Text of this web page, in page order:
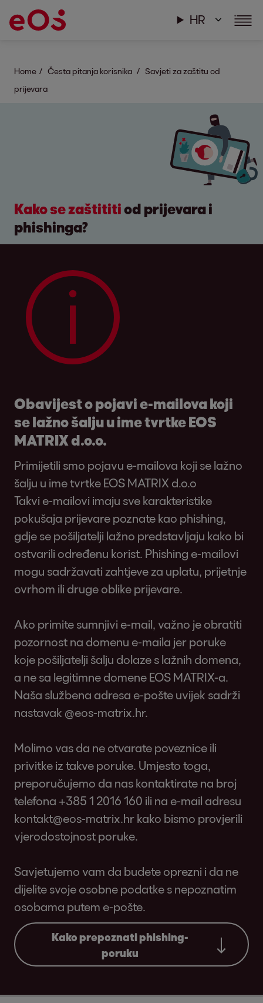
HR
Home Česta pitanja korisnika
Savjeti za zaštitu od
prijevara
Kako se zaštititiod prijevara i
phishinga?
Obavijest o pojavi e-mailova koji
se lažno šalju u ime tvrtke EOS
MATRIX d.o.o.
Primijetili smo pojavu e-mailova koji se lažno
šalju u ime tvrtke EOS MATRIX d.o.o
Takvi e-mailovi imaju sve karakteristike
pokušaja prijevare poznate kao phishing,
gdje se pošiljatelji lažno predstavljaju kako bi
ostvarili određenu korist. Phishing e-mailovi
mogu sadržavati zahtjeve za uplatu, prijetnje
ovrhom ili druge oblike prijevare.
Ako primite sumnjivi e-mail, važno je obratiti
pozornost na domenu e-maila jer poruke
koje pošiljatelji šalju dolaze s lažnih domena,
a ne sa legitimne domene EOS MATRIX-a.
Naša službena adresa e-pošte uvijek sadrži
nastavak @eos-matrix.hr.
Molimo vas da ne otvarate poveznice ili
privitke iz takve poruke. Umjesto toga,
preporučujemo da nas kontaktirate na broj
telefona +385 1 2016 160 ili na e-mail adresu
kontakt@eos-matrix.hr kako bismo provjerili
vjerodostojnost poruke.
Savjetujemo vam da budete oprezni i da ne
dijelite svoje osobne podatke s nepoznatim
osobama putem e-pošte.
Kako prepoznati phishing-
poruku